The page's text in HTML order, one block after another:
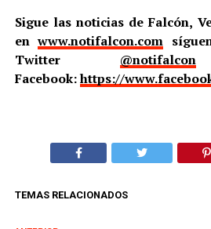
Sigue las noticias de Falcón,
enwww.notifalcon.com
Twitter @notifalcon
Facebook:https://
TEMAS RELACIONADOS